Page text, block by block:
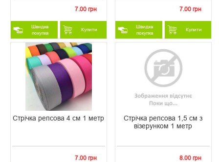
7.00 грн
Швидка
покупка
Купити
7.00 грн
Швидка
покупка
Купити
Стрічка репсова 4 см 1 метр
7.00 грн
Стрічка репсова 1,5 см з
візерунком 1 метр
8.00 грн